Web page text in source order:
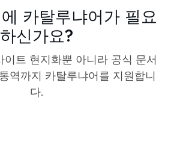
카탈루냐어가 필요
하신가요?
트 현지화뿐 아니라 공식 문서
역까지 카탈루냐어를 지원합니
다.